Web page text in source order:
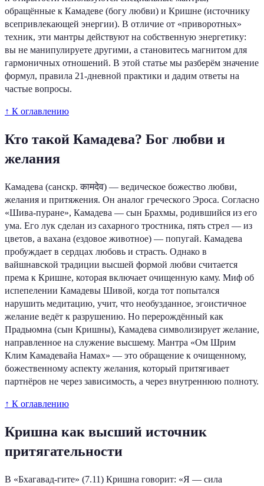
обращённые к Камадеве (богу любви) и Кришне (источнику
всепривлекающей энергии). В отличие от «приворотных»
техник, эти мантры действуют на собственную энергетику:
вы не манипулируете другими, а становитесь магнитом для
гармоничных отношений. В этой статье мы разберём значение
формул, правила 21-дневной практики и дадим ответы на
частые вопросы.
↑ К оглавлению
Кто такой Камадева? Бог любви и
желания
Камадева (санскр. कामदेव) — ведическое божество любви,
желания и притяжения. Он аналог греческого Эроса. Согласно
«Шива-пуране», Камадева — сын Брахмы, родившийся из его
ума. Его лук сделан из сахарного тростника, пять стрел — из
цветов, а вахана (ездовое животное) — попугай. Камадева
пробуждает в сердцах любовь и страсть. Однако в
вайшнавской традиции высшей формой любви считается
према к Кришне, которая включает очищенную каму. Миф об
испепелении Камадевы Шивой, когда тот попытался
нарушить медитацию, учит, что необузданное, эгоистичное
желание ведёт к разрушению. Но перерождённый как
Прадьюмна (сын Кришны), Камадева символизирует желание,
направленное на служение высшему. Мантра «Ом Шрим
Клим Камадевайа Намах» — это обращение к очищенному,
божественному аспекту желания, который притягивает
партнёров не через зависимость, а через внутреннюю полноту.
↑ К оглавлению
Кришна как высший источник
притягательности
В «Бхагавад-гите» (7.11) Кришна говорит: «Я — сила